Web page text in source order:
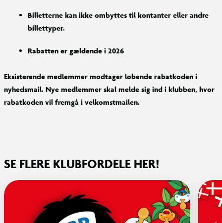
Billetterne kan ikke ombyttes til kontanter eller andre
billettyper.
Rabatten er gældende i 2026
Eksisterende medlemmer modtager løbende rabatkoden i
nyhedsmail. Nye medlemmer skal melde sig ind i klubben, hvor
rabatkoden vil fremgå i velkomstmailen.
SE FLERE KLUBFORDELE HER!